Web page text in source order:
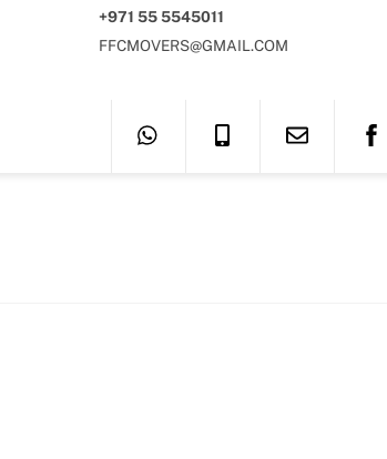
+971 55 5545011
FFCMOVERS@GMAIL.COM